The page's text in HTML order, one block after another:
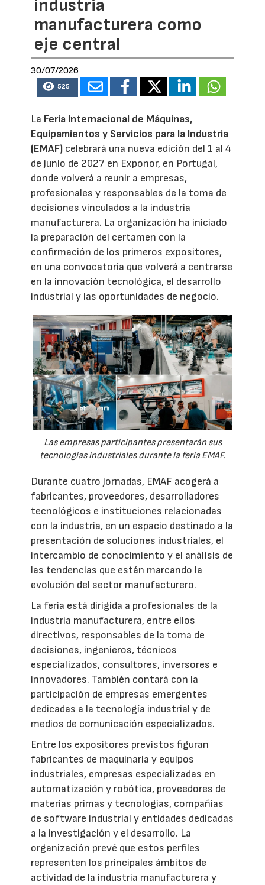
industria
manufacturera como
eje central
30/07/2026
525
La Feria Internacional de Máquinas,
Equipamientos y Servicios para la Industria
(EMAF) celebrará una nueva edición del 1 al 4
de junio de 2027 en Exponor, en Portugal,
donde volverá a reunir a empresas,
profesionales y responsables de la toma de
decisiones vinculados a la industria
manufacturera. La organización ha iniciado
la preparación del certamen con la
confirmación de los primeros expositores,
en una convocatoria que volverá a centrarse
en la innovación tecnológica, el desarrollo
industrial y las oportunidades de negocio.
Las empresas participantes presentarán sus
tecnologías industriales durante la feria EMAF.
Durante cuatro jornadas, EMAF acogerá a
fabricantes, proveedores, desarrolladores
tecnológicos e instituciones relacionadas
con la industria, en un espacio destinado a la
presentación de soluciones industriales, el
intercambio de conocimiento y el análisis de
las tendencias que están marcando la
evolución del sector manufacturero.
La feria está dirigida a profesionales de la
industria manufacturera, entre ellos
directivos, responsables de la toma de
decisiones, ingenieros, técnicos
especializados, consultores, inversores e
innovadores. También contará con la
participación de empresas emergentes
dedicadas a la tecnología industrial y de
medios de comunicación especializados.
Entre los expositores previstos figuran
fabricantes de maquinaria y equipos
industriales, empresas especializadas en
automatización y robótica, proveedores de
materias primas y tecnologías, compañías
de software industrial y entidades dedicadas
a la investigación y el desarrollo. La
organización prevé que estos perfiles
representen los principales ámbitos de
actividad de la industria manufacturera y